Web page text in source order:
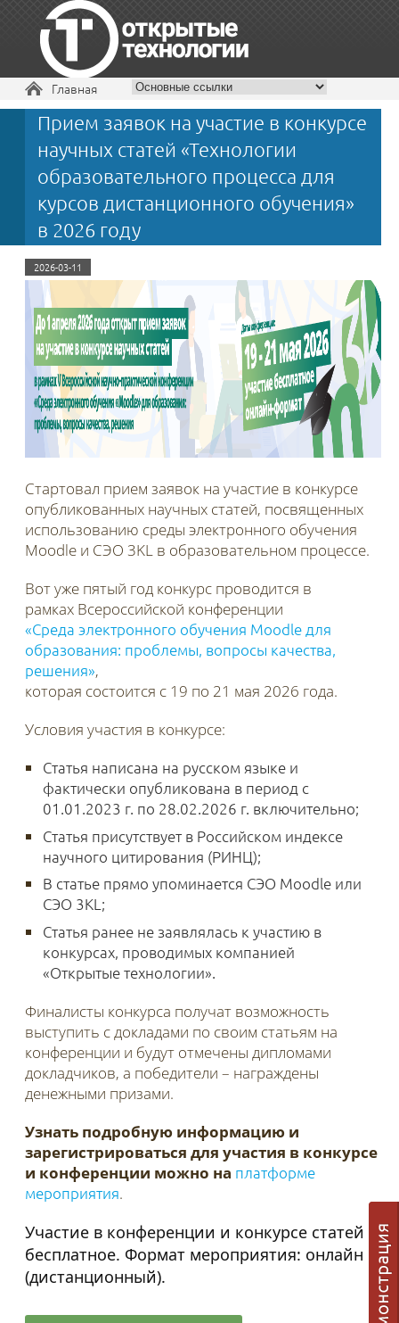
+7 495 229-30-72
Вы здесь
Главная
Прием заявок на участие в конкурсе
научных статей «Технологии
образовательного процесса для
курсов дистанционного обучения»
в 2026 году
2026-03-11
Стартовал прием заявок на участие в конкурсе
опубликованных научных статей, посвященных
использованию среды электронного обучения
Moodle и СЭО 3KL в образовательном процессе.
Вот уже пятый год конкурс проводится в
рамках Всероссийской конференции
«Среда электронного обучения Moodle для
образования: проблемы, вопросы качества,
решения»,
которая состоится с 19 по 21 мая 2026 года.
Условия участия в конкурсе:
Статья написана на русском языке и
фактически опубликована в период с
01.01.2023 г. по 28.02.2026 г. включительно;
Статья присутствует в Российском индексе
научного цитирования (РИНЦ);
В статье прямо упоминается СЭО Moodle или
СЭО 3KL;
Статья ранее не заявлялась к участию в
конкурсах, проводимых компанией
«Открытые технологии».
Финалисты конкурса получат возможность
выступить с докладами по своим статьям на
конференции и будут отмечены дипломами
докладчиков, а победители – награждены
денежными призами.
Узнать подробную информацию и
зарегистрироваться для участия в конкурсе
и конференции можно на платформе
мероприятия.
Участие в конференции и конкурсе статей
бесплатное. Формат мероприятия: онлайн
(дистанционный).